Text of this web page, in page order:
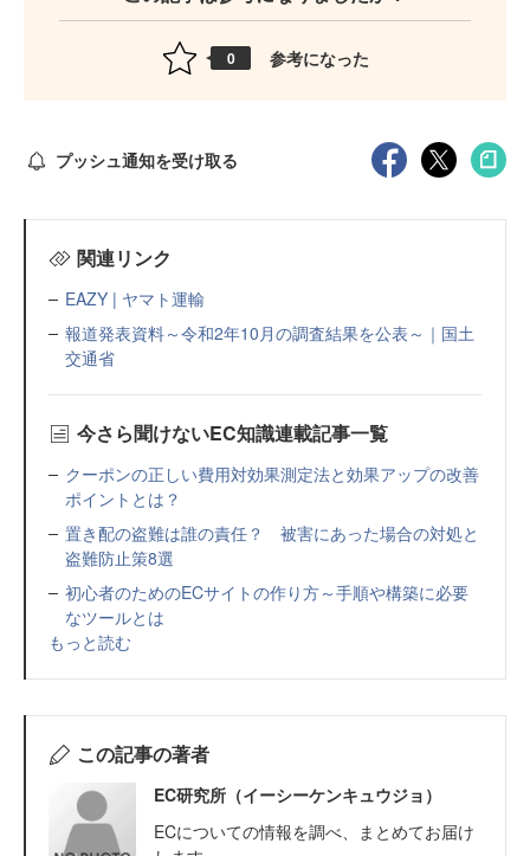
0 参考になった
プッシュ通知を受け取る
関連リンク
EAZY | ヤマト運輸
報道発表資料～令和2年10月の調査結果を公表～｜国土
交通省
今さら聞けないEC知識連載記事一覧
クーポンの正しい費用対効果測定法と効果アップの改善
ポイントとは？
置き配の盗難は誰の責任？ 被害にあった場合の対処と
盗難防止策8選
初心者のためのECサイトの作り方～手順や構築に必要
なツールとは
もっと読む
この記事の著者
EC研究所（イーシーケンキュウジョ）
ECについての情報を調べ、まとめてお届け